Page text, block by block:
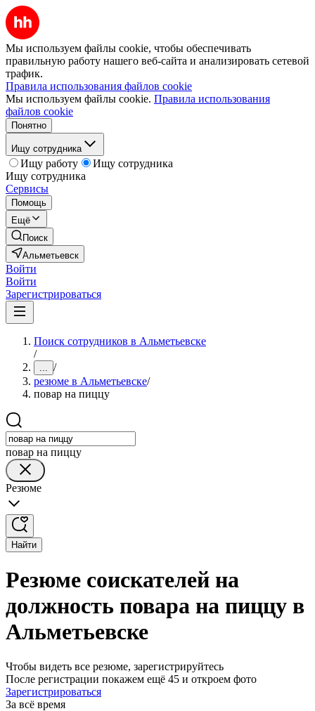
Мы используем файлы cookie, чтобы обеспечивать
правильную работу нашего веб-сайта и анализировать сетевой
трафик.
Правила использования файлов cookie
Мы используем файлы cookie. Правила использования
файлов cookie
Понятно
Ищу сотрудника
Ищу работу
Ищу сотрудника
Ищу сотрудника
Сервисы
Помощь
Ещё
Поиск
Альметьевск
Войти
Войти
Зарегистрироваться
Поиск сотрудников в Альметьевске
/
... /
резюме в Альметьевске/
повар на пиццу
повар на пиццу
Резюме
Найти
Резюме соискателей на
должность повара на пиццу в
Альметьевске
Чтобы видеть все резюме, зарегистрируйтесь
После регистрации покажем ещё 45 и откроем фото
Зарегистрироваться
За всё время